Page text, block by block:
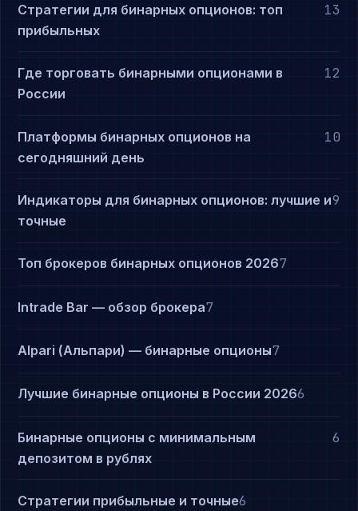
Стратегии для бинарных опционов: топ
прибыльных
13
Где торговать бинарными опционами в
России
12
Платформы бинарных опционов на
сегодняшний день
10
Индикаторы для бинарных опционов: лучшие и
точные
9
Топ брокеров бинарных опционов 20267
Intrade Bar — обзор брокера7
Alpari (Альпари) — бинарные опционы7
Лучшие бинарные опционы в России 20266
Бинарные опционы с минимальным
депозитом в рублях
6
Стратегии прибыльные и точные6